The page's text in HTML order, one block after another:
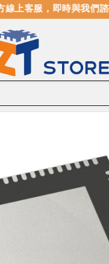
上客服，即時與我們